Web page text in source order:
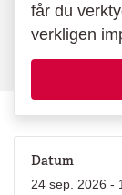
får du
verkligen
Datum
24 sep. 2026 -